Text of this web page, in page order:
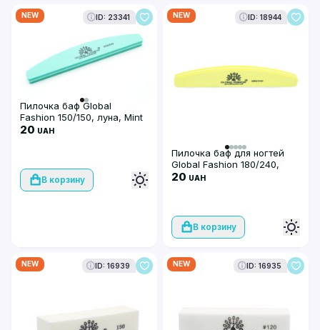
NEW ID: 23341
Пилочка баф Global
Fashion 150/150, луна, Mint
20 UAH
В корзину
NEW ID: 18944
Пилочка баф для ногтей
Global Fashion 180/240,
yellow
20 UAH
В корзину
NEW ID: 16939 NEW ID: 16935